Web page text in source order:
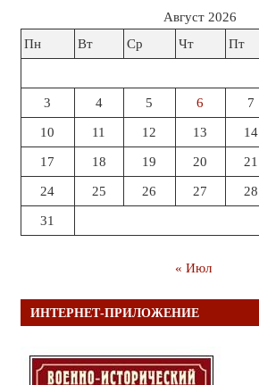
Август 2026
Пн
Вт Ср Чт Пт
3 4 5 6 7
10 11 12 13 14
17 18 19 20 21
24 25 26 27 28
31
« Июл
ИНТЕРНЕТ-ПРИЛОЖЕНИЕ